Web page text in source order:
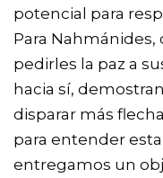
potencial para
Para
pedirles la paz a
hacia sí,
disparar más
para entender
entregamos un